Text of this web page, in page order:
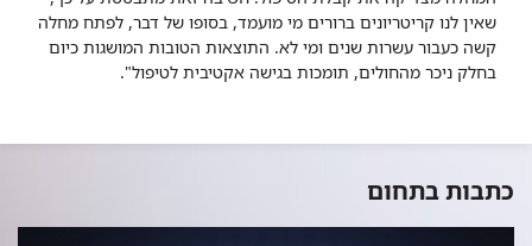
שאין לנו קריטריונים ברורים מי מועמד, בסופו של דבר, לפתח מחלה
קשה כעבור עשרות שנים ומי לא. התוצאות הטובות המושגות כיום
בחלק ניכר מהחולים, תומכות בגישה אקטיבית לטיפול".
כתבות בתחום